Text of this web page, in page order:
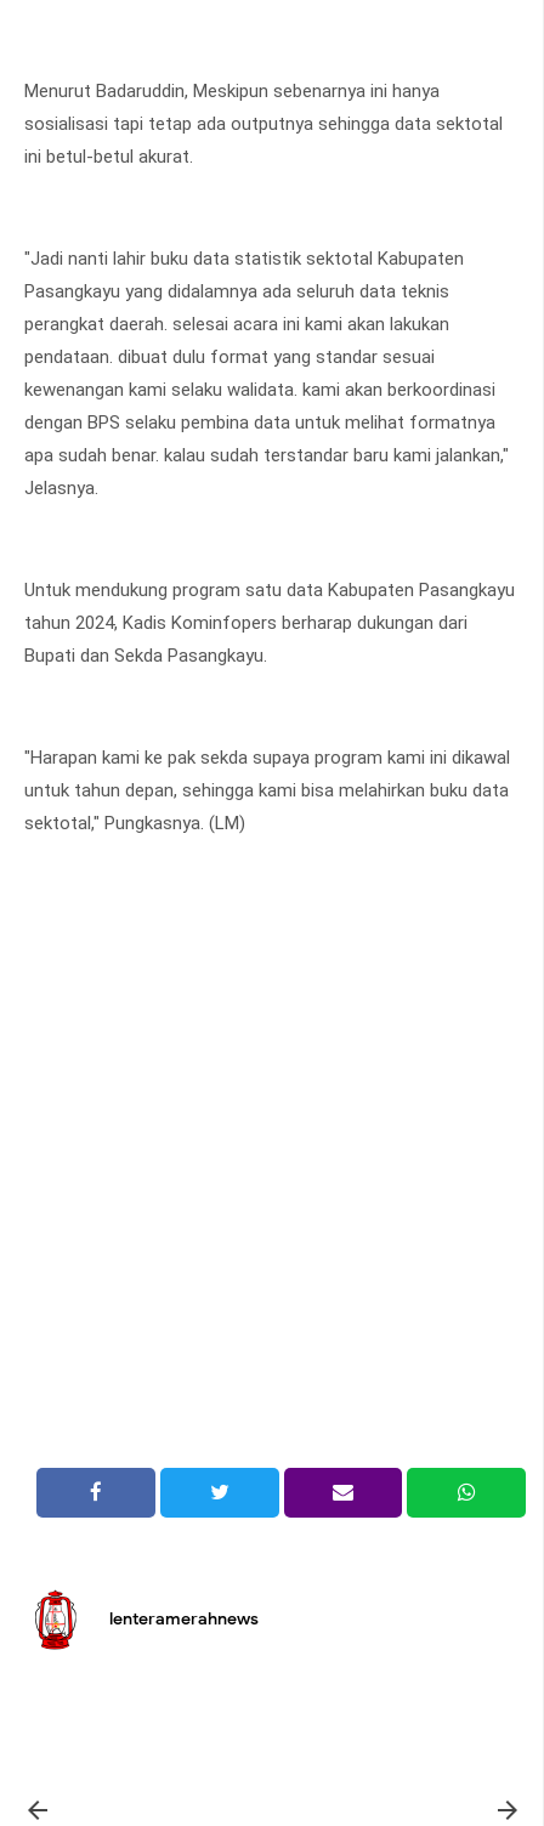
Menurut Badaruddin, Meskipun sebenarnya ini hanya
sosialisasi tapi tetap ada outputnya sehingga data sektotal
ini betul-betul akurat.
"Jadi nanti lahir buku data statistik sektotal Kabupaten
Pasangkayu yang didalamnya ada seluruh data teknis
perangkat daerah. selesai acara ini kami akan lakukan
pendataan. dibuat dulu format yang standar sesuai
kewenangan kami selaku walidata. kami akan berkoordinasi
dengan BPS selaku pembina data untuk melihat formatnya
apa sudah benar. kalau sudah terstandar baru kami jalankan,"
Jelasnya.
Untuk mendukung program satu data Kabupaten Pasangkayu
tahun 2024, Kadis Kominfopers berharap dukungan dari
Bupati dan Sekda Pasangkayu.
"Harapan kami ke pak sekda supaya program kami ini dikawal
untuk tahun depan, sehingga kami bisa melahirkan buku data
sektotal," Pungkasnya. (LM)
lenteramerahnews
 